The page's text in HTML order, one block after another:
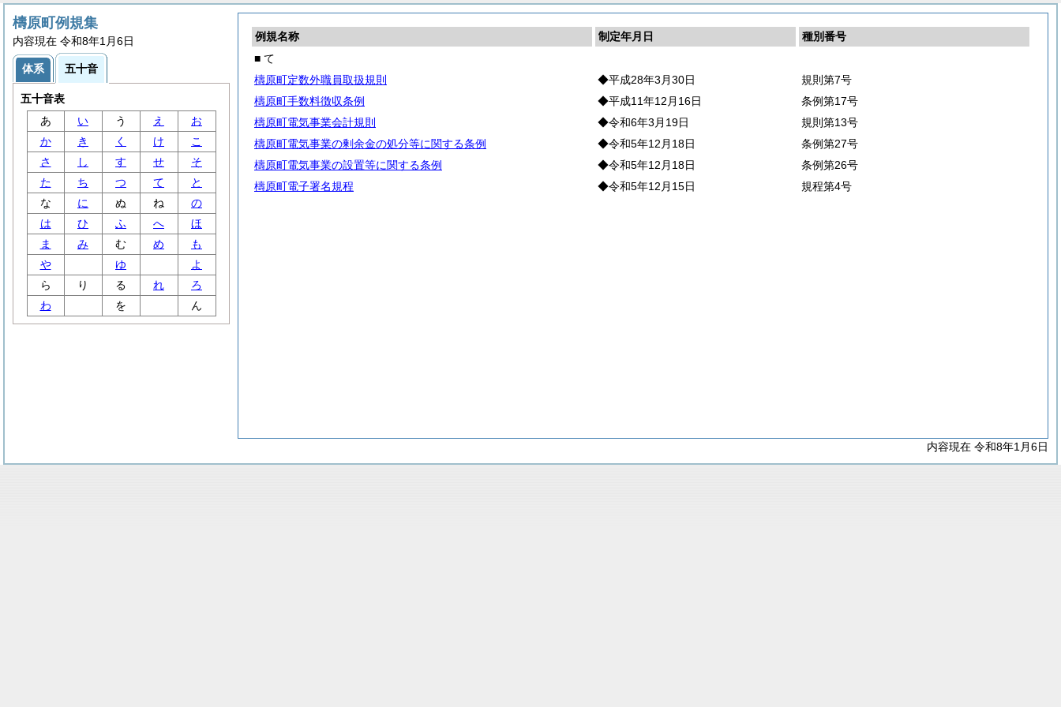
例規名称 制定年月日
種別番号
■ て
檮原町定数外職員取扱規則
◆平成28年3月30日
規則第7号
檮原町手数料徴収条例
◆平成11年12月16日
条例第17号
檮原町電気事業会計規則
◆令和6年3月19日
規則第13号
檮原町電気事業の剰余金の処分等に関する条例
◆令和5年12月18日
条例第27号
檮原町電気事業の設置等に関する条例
◆令和5年12月18日
条例第26号
檮原町電子署名規程
◆令和5年12月15日 規程第4号
内容現在 令和8年1月6日
檮原町例規集
内容現在 令和8年1月6日
体系 五十音
五十音表
あ
い う え
お
か
き く け
こ
さ
し す せ
そ
た
ち つ て
と
な
に ぬ ね
の
は
ひ ふ へ
ほ
ま
み む め
も
や
ゆ
よ
ら
り る れ
ろ
わ
を ん